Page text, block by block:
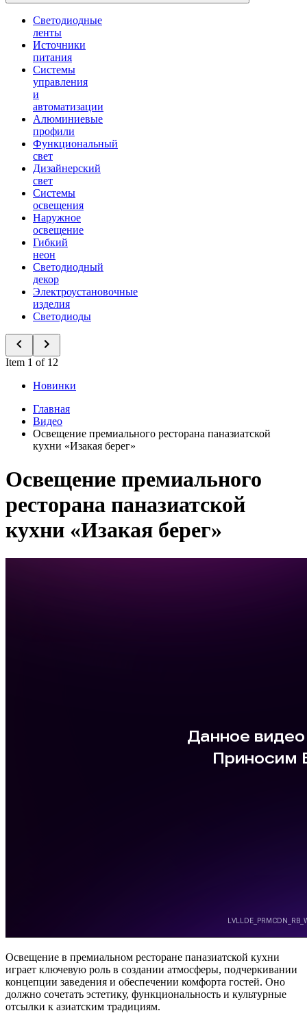
Светодиодные
ленты
Источники
питания
Системы
управления
и
автоматизации
Алюминиевые
профили
Функциональный
свет
Дизайнерский
свет
Системы
освещения
Наружное
освещение
Гибкий
неон
Светодиодный
декор
Электроустановочные
изделия
Светодиоды
Item 1 of 12
Новинки
Главная
Видео
Освещение премиального ресторана паназиатской
кухни «Изакая берег»
Освещение премиального
ресторана паназиатской
кухни «Изакая берег»
Освещение в премиальном ресторане паназиатской кухни
играет ключевую роль в создании атмосферы, подчеркивании
концепции заведения и обеспечении комфорта гостей. Оно
должно сочетать эстетику, функциональность и культурные
отсылки к азиатским традициям.